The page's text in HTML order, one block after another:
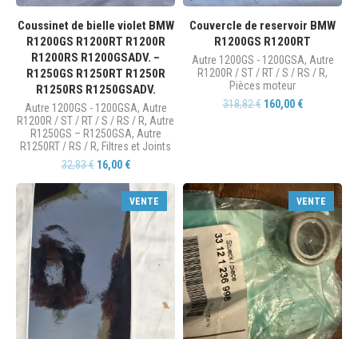
Coussinet de bielle violet BMW
R1200GS R1200RT R1200R
R1200RS R1200GSADV. –
R1250GS R1250RT R1250R
R1250RS R1250GSADV.
Autre 1200GS - 1200GSA, Autre
R1200R / ST / RT / S / RS / R, Autre
R1250GS – R1250GSA, Autre
R1250RT / RS / R, Filtres et Joints
32,83€ 16,00 €
Couvercle de reservoir BMW
R1200GS R1200RT
Autre 1200GS - 1200GSA, Autre
R1200R / ST / RT / S / RS / R,
Pièces moteur
318,82€ 160,00 €
VENTE VENTE